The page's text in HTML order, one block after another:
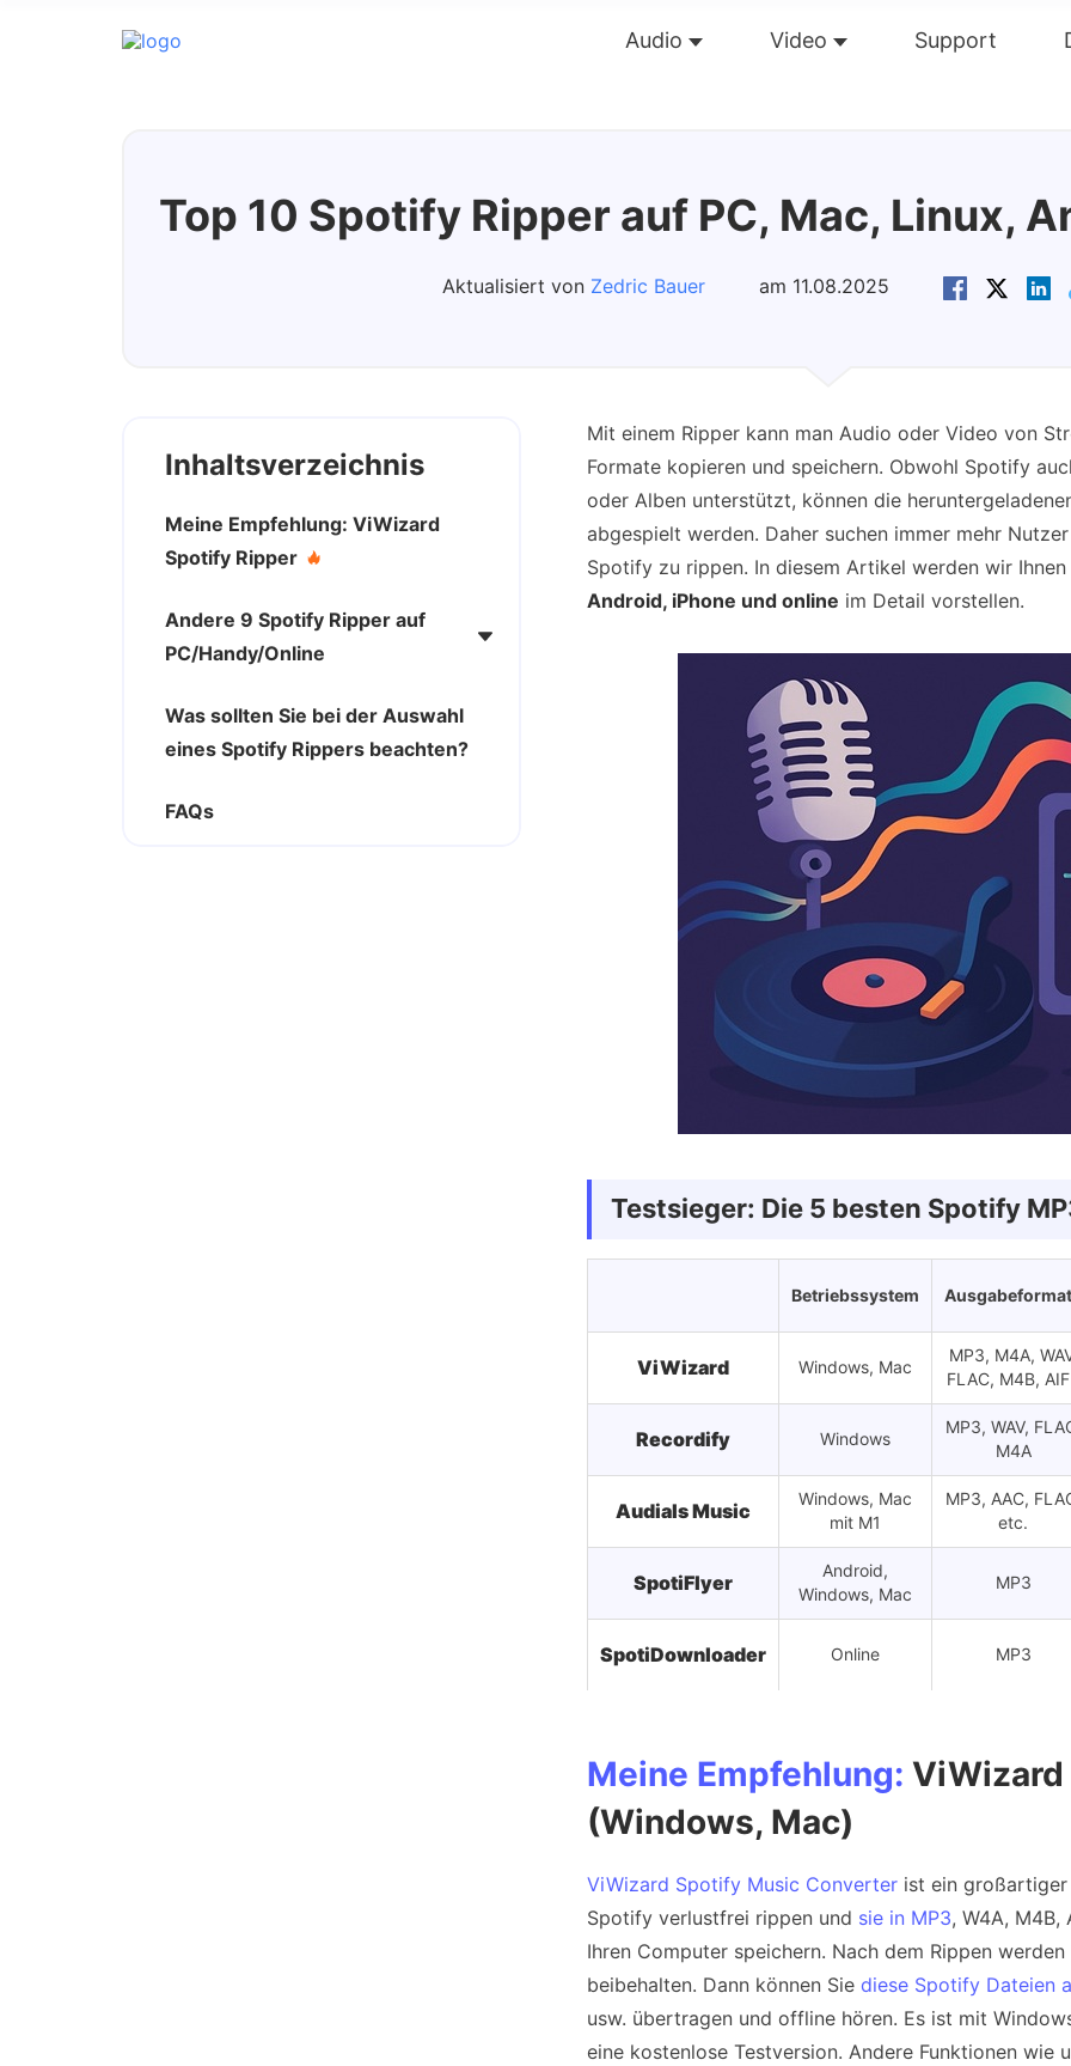
Audio Video Support
Top 10 Spotify Ripper auf PC, Mac, Linux,
Aktualisiert von Zedric Bauer am 11.08.2025
Inhaltsverzeichnis
Meine Empfehlung: ViWizard
Spotify Ripper
Andere 9 Spotify Ripper auf
PC/Handy/Online
Was sollten Sie bei der Auswahl
eines Spotify Rippers beachten?
FAQs
Mit einem Ripper kann man Audio oder Video von
Formate kopieren und speichern. Obwohl Spotify
oder Alben unterstützt, können die
abgespielt werden. Daher suchen immer mehr
Spotify zu rippen. In diesem Artikel werden wir Ihnen
Android, iPhone und online im Detail vorstellen.
Testsieger: Die 5 besten Spotify
Betriebssystem
ViWizard Windows, Mac
MP3, M4A,
FLAC, M4B,
Recordify Windows
MP3, WAV,
M4A
Audials Music
Windows, Mac
mit M1
MP3, AAC,
etc.
SpotiFlyer
Android,
Windows, Mac
MP3
SpotiDownloader Online MP3
Meine Empfehlung:
(Windows, Mac)
ViWizard Spotify Music Converter ist ein
Spotify verlustfrei rippen und sie in MP3, W4A, M4B,
Ihren Computer speichern. Nach dem Rippen
beibehalten. Dann können Sie diese Spotify Dateien
usw. übertragen und offline hören. Es ist mit
eine kostenlose Testversion. Andere Funktionen wie